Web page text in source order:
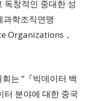
독창적인 중대한 성
과학조직연맹
Organizations，
는 “『빅데이터 백
터 분야에 대한 중국